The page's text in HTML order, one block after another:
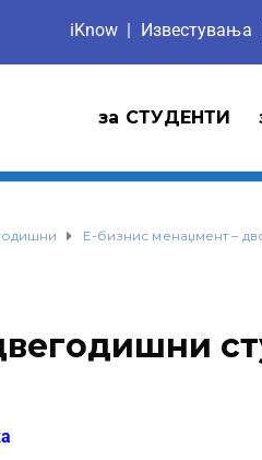
iKnow | Известувања
за СТУДЕНТИ
Е-бизнис менаџмент –